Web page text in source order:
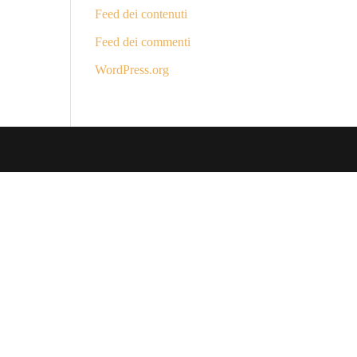
Feed dei contenuti
Feed dei commenti
WordPress.org